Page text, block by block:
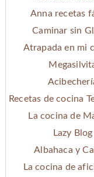
Anna recetas
Caminar sin
Atrapada en mi
Recetas de cocina
La cocina de
Lazy Blog
Albahaca y
La cocina de